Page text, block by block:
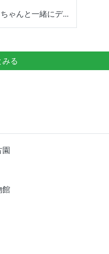
ゃんと一緒にデ...
みる
館